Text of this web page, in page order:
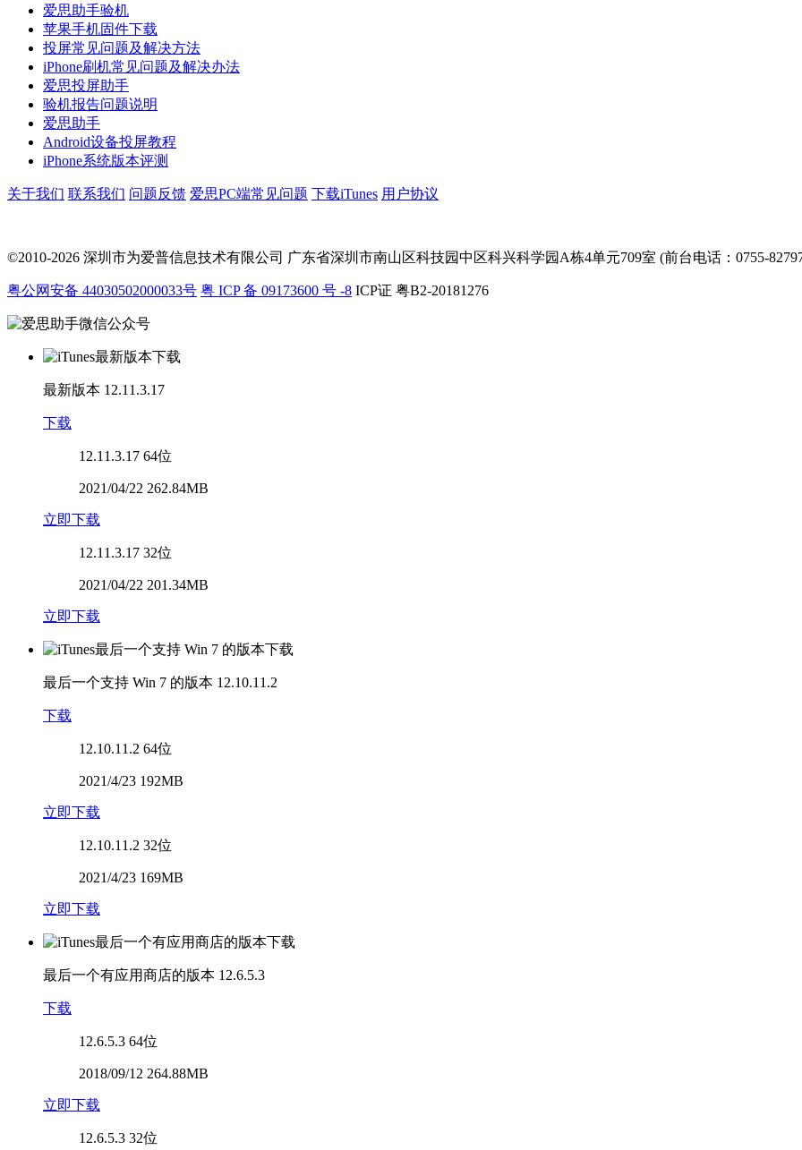
爱思助手验机
苹果手机固件下载
投屏常见问题及解决方法
iPhone刷机常见问题及解决办法
爱思投屏助手
验机报告问题说明
爱思助手
Android设备投屏教程
iPhone系统版本评测
关于我们 联系我们 问题反馈 爱思PC端常见问题 下载iTunes 用户协议
©2010-2026 深圳市为爱普信息技术有限公司 广东省深圳市南山区科技园中区科兴科学园A栋4单元709室 (前台电话：0755-
粤公网安备 44030502000033号 粤 ICP 备 09173600 号 -8 ICP证 粤B2-20181276
最新版本 12.11.3.17
下载
12.11.3.17 64位
2021/04/22 262.84MB
立即下载
12.11.3.17 32位
2021/04/22 201.34MB
立即下载
最后一个支持 Win 7 的版本 12.10.11.2
下载
12.10.11.2 64位
2021/4/23 192MB
立即下载
12.10.11.2 32位
2021/4/23 169MB
立即下载
最后一个有应用商店的版本 12.6.5.3
下载
12.6.5.3 64位
2018/09/12 264.88MB
立即下载
12.6.5.3 32位